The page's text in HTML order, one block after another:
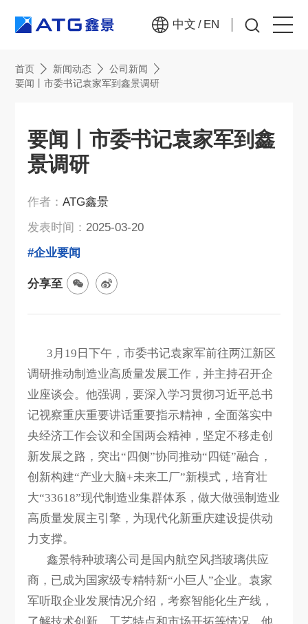
首页
产品中心
新闻动态
人力资源
联系我们
中文 / EN
首页 新闻动态
公司新闻
要闻丨市委书记袁家军到鑫景调研
要闻丨市委书记袁家军到鑫
景调研
作者：ATG鑫景
发表时间： 2025-03-20
#企业要闻
分享至
3月19日下午，市委书记袁家军前往两江新区
调研推动制造业高质量发展工作，并主持召开企
业座谈会。他强调，要深入学习贯彻习近平总书
记视察重庆重要讲话重要指示精神，全面落实中
央经济工作会议和全国两会精神，坚定不移走创
新发展之路，突出“四侧”协同推动“四链”融合，
创新构建“产业大脑+未来工厂”新模式，培育壮
大“33618”现代制造业集群体系，做大做强制造业
高质量发展主引擎，为现代化新重庆建设提供动
力支撑。
鑫景特种玻璃公司是国内航空风挡玻璃供应
商，已成为国家级专精特新“小巨人”企业。袁家
军听取企业发展情况介绍，考察智能化生产线，